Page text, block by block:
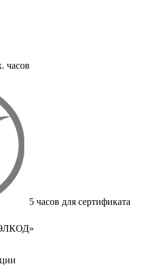
часов
5 часов для сертификата